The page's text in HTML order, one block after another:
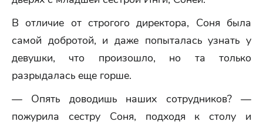
В отличие от строгого директора, Соня была
самой добротой, и даже попыталась узнать у
девушки, что произошло, но та только
разрыдалась еще горше.
— Опять доводишь наших сотрудников? —
пожурила сестру Соня, подходя к столу и